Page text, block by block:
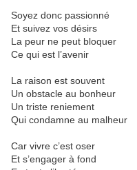
Soyez donc passionné
Et suivez vos désirs
La peur ne peut bloquer
Ce qui est l’avenir
La raison est souvent
Un obstacle au bonheur
Un triste reniement
Qui condamne au malheur
Car vivre c’est oser
Et s’engager à fond